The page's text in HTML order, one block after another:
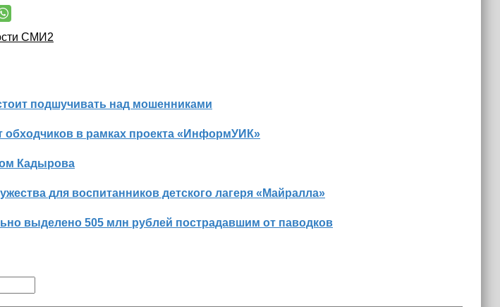
СМИ2
подшучивать над мошенниками
в рамках проекта «ИнформУИК»
Кадырова
для воспитанников детского лагеря «Майралла»
выделено 505 млн рублей пострадавшим от паводков